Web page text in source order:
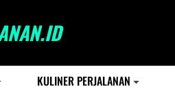
KULINER PERJALANAN